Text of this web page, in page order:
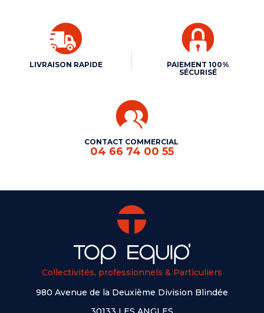
LIVRAISON RAPIDE
PAIEMENT 100%
SÉCURISÉ
CONTACT COMMERCIAL
04 66 74 00 55
Collectivités, professionnels & Particuliers
980 Avenue de la Deuxième Division Blindée